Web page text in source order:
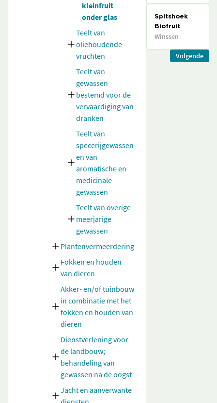
kleinfruit
onder glas
Teelt van
oliehoudende
vruchten
Teelt van
gewassen
bestemd voor de
vervaardiging van
dranken
Teelt van
specerijgewassen
en van
aromatische en
medicinale
gewassen
Teelt van overige
meerjarige
gewassen
Plantenvermeerdering
Fokken en houden
van dieren
Akker- en/of tuinbouw
in combinatie met het
fokken en houden van
dieren
Dienstverlening voor
de landbouw;
behandeling van
gewassen na de oogst
Jacht en aanverwante
Spitshoek
Biofruit
Winssen
Volgende